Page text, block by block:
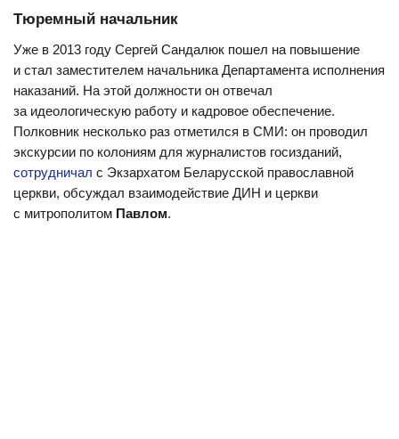
Тюремный начальник
Уже в 2013 году Сергей Сандалюк пошел на повышение
и стал заместителем начальника Департамента исполнения
наказаний. На этой должности он отвечал
за идеологическую работу и кадровое обеспечение.
Полковник несколько раз отметился в СМИ: он проводил
экскурсии по колониям для журналистов госизданий,
сотрудничал с Экзархатом Беларусской православной
церкви, обсуждал взаимодействие ДИН и церкви
с митрополитом Павлом.